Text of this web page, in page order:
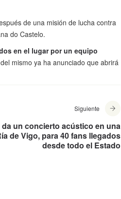
de una misión de lucha contra
do Castelo.
en el lugar por un equipo
mismo ya ha anunciado que abrirá
Siguiente
un concierto acústico en una
de Vigo, para 40 fans llegados
desde todo el Estado